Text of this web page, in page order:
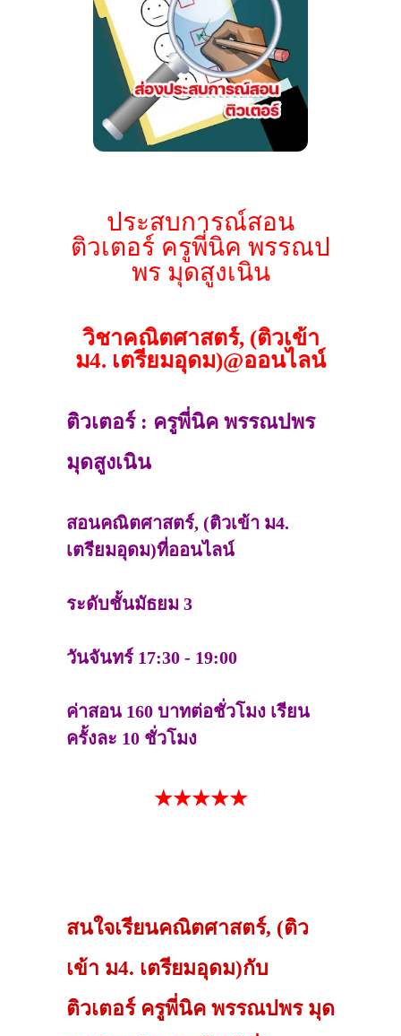
ประสบการณ์สอน
ติวเตอร์ ครูพี่นิค พรรณป
พร มุดสูงเนิน
วิชาคณิตศาสตร์, (ติวเข้า
ม4. เตรียมอุดม)@ออนไลน์
ติวเตอร์ : ครูพี่นิค พรรณปพร
มุดสูงเนิน
สอนคณิตศาสตร์, (ติวเข้า ม4.
เตรียมอุดม)ที่ออนไลน์
ระดับชั้นมัธยม 3
วันจันทร์ 17:30 - 19:00
ค่าสอน 160 บาทต่อชั่วโมง เรียน
ครั้งละ 10 ชั่วโมง
★★★★★
สนใจเรียนคณิตศาสตร์, (ติว
เข้า ม4. เตรียมอุดม)กับ
ติวเตอร์ ครูพี่นิค พรรณปพร มุด